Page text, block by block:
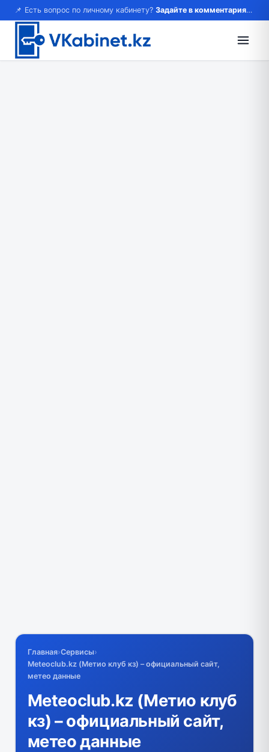
📌 Есть вопрос по личному кабинету? Задайте в комментариях — ответим!
Главная›Сервисы›
Meteoclub.kz (Метио клуб кз) – официальный сайт,
метео данные
Meteoclub.kz (Метио клуб
кз) – официальный сайт,
метео данные